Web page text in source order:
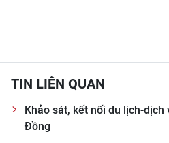
TIN LIÊN QUAN
Khảo sát, kết nối du lịch-
Đồng